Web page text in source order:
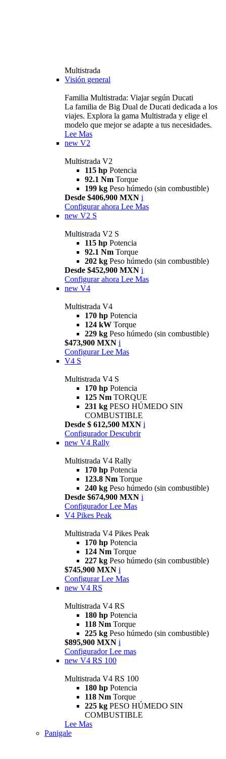
Multistrada
Visión general
Familia Multistrada: Viajar según Ducati
La familia de Big Dual de Ducati dedicada a los
viajes. Explora la gama Multistrada y elige el
modelo que mejor se adapte a tus necesidades.
Lee Mas
new V2
Multistrada V2
115 hp Potencia
92.1 Nm Torque
199 kg Peso húmedo (sin combustible)
Desde $406,900 MXN i
Configurar ahora Lee Mas
new V2 S
Multistrada V2 S
115 hp Potencia
92.1 Nm Torque
202 kg Peso húmedo (sin combustible)
Desde $452,900 MXN i
Configurar ahora Lee Mas
new V4
Multistrada V4
170 hp Potencia
124 kW Torque
229 kg Peso húmedo (sin combustible)
$473,900 MXN i
Configurar Lee Mas
V4 S
Multistrada V4 S
170 hp Potencia
125 Nm TORQUE
231 kg PESO HÚMEDO SIN
COMBUSTIBLE
Desde $ 612,500 MXN i
Configurador Descubrir
new V4 Rally
Multistrada V4 Rally
170 hp Potencia
123.8 Nm Torque
240 kg Peso húmedo (sin combustible)
Desde $674,900 MXN i
Configurador Lee Mas
V4 Pikes Peak
Multistrada V4 Pikes Peak
170 hp Potencia
124 Nm Torque
227 kg Peso húmedo (sin combustible)
$745,900 MXN i
Configurar Lee Mas
new V4 RS
Multistrada V4 RS
180 hp Potencia
118 Nm Torque
225 kg Peso húmedo (sin combustible)
$895,900 MXN i
Configurador Lee mas
new V4 RS 100
Multistrada V4 RS 100
180 hp Potencia
118 Nm Torque
225 kg PESO HÚMEDO SIN
COMBUSTIBLE
Lee Mas
Panigale